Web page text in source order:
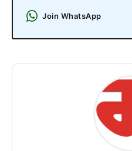
Join WhatsApp